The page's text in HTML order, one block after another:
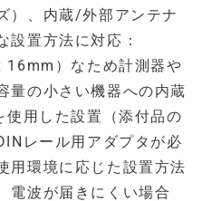
）、内蔵/外部アンテナ
設置方法に対応：
）なため計測器や
量の小さい機器への内蔵
使用した設置（添付品の
レール用アダプタが必
用環境に応じた設置方法
電波が届きにくい場合